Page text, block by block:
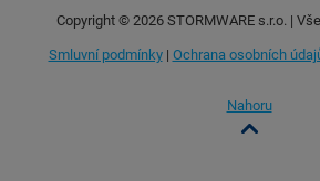
Copyright © 2026STORMWARE s.r.o. |
Smluvní podmínky| Ochrana osobních
Nahoru